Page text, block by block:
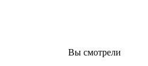
Вы смотрели